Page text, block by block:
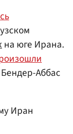
на юге Ирана.
Аббас
Иран